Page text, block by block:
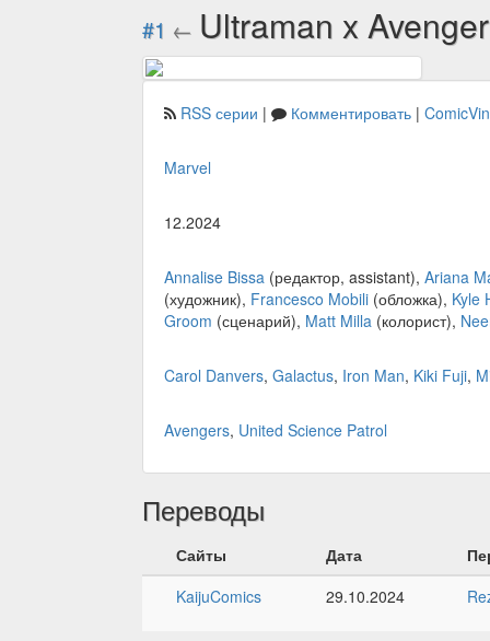
#1 ← Ultraman x
RSS серии | Комментировать |
Marvel
12.2024
Annalise Bissa (редактор, assistant), Ariana
(художник), Francesco Mobili (обложка), Kyle
Groom (сценарий), Matt Milla (колорист),
Carol Danvers, Galactus, Iron Man, Kiki Fuji,
Avengers, United Science Patrol
Переводы
Сайты Дата
KaijuComics
29.10.2024